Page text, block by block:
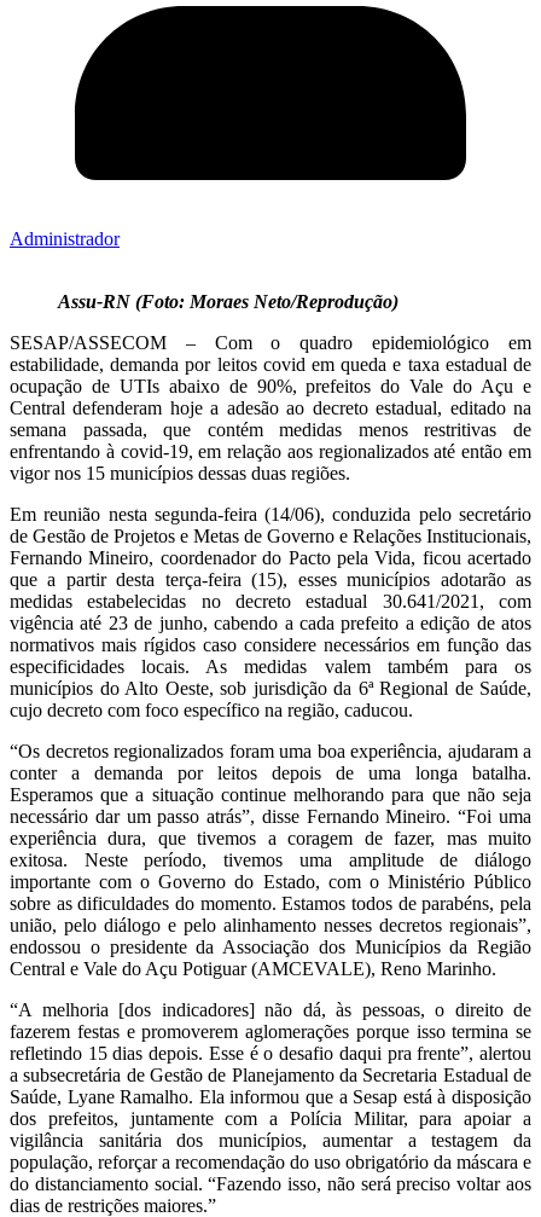
Administrador
Assu-RN (Foto: Moraes Neto/Reprodução)
SESAP/ASSECOM – Com o quadro epidemiológico em
estabilidade, demanda por leitos covid em queda e taxa estadual de
ocupação de UTIs abaixo de 90%, prefeitos do Vale do Açu e
Central defenderam hoje a adesão ao decreto estadual, editado na
semana passada, que contém medidas menos restritivas de
enfrentando à covid-19, em relação aos regionalizados até então em
vigor nos 15 municípios dessas duas regiões.
Em reunião nesta segunda-feira (14/06), conduzida pelo secretário
de Gestão de Projetos e Metas de Governo e Relações Institucionais,
Fernando Mineiro, coordenador do Pacto pela Vida, ficou acertado
que a partir desta terça-feira (15), esses municípios adotarão as
medidas estabelecidas no decreto estadual 30.641/2021, com
vigência até 23 de junho, cabendo a cada prefeito a edição de atos
normativos mais rígidos caso considere necessários em função das
especificidades locais. As medidas valem também para os
municípios do Alto Oeste, sob jurisdição da 6ª Regional de Saúde,
cujo decreto com foco específico na região, caducou.
“Os decretos regionalizados foram uma boa experiência, ajudaram a
conter a demanda por leitos depois de uma longa batalha.
Esperamos que a situação continue melhorando para que não seja
necessário dar um passo atrás”, disse Fernando Mineiro. “Foi uma
experiência dura, que tivemos a coragem de fazer, mas muito
exitosa. Neste período, tivemos uma amplitude de diálogo
importante com o Governo do Estado, com o Ministério Público
sobre as dificuldades do momento. Estamos todos de parabéns, pela
união, pelo diálogo e pelo alinhamento nesses decretos regionais”,
endossou o presidente da Associação dos Municípios da Região
Central e Vale do Açu Potiguar (AMCEVALE), Reno Marinho.
“A melhoria [dos indicadores] não dá, às pessoas, o direito de
fazerem festas e promoverem aglomerações porque isso termina se
refletindo 15 dias depois. Esse é o desafio daqui pra frente”, alertou
a subsecretária de Gestão de Planejamento da Secretaria Estadual de
Saúde, Lyane Ramalho. Ela informou que a Sesap está à disposição
dos prefeitos, juntamente com a Polícia Militar, para apoiar a
vigilância sanitária dos municípios, aumentar a testagem da
população, reforçar a recomendação do uso obrigatório da máscara e
do distanciamento social. “Fazendo isso, não será preciso voltar aos
dias de restrições maiores.”